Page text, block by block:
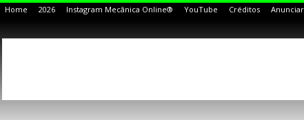
Home 2026 Instagram Mecânica Online® YouTube Créditos Anunciar